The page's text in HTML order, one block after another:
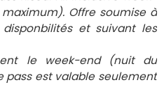
Offre soumise à
et suivant les
le week-end (nuit du
pass est valable seulement